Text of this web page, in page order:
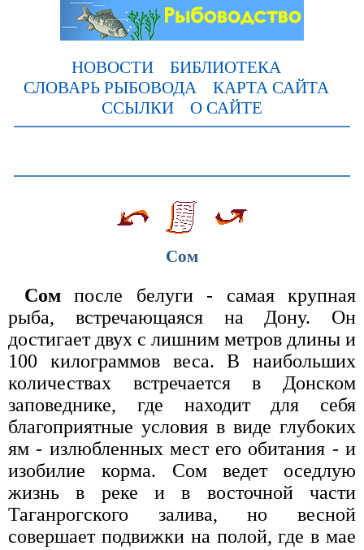
НОВОСТИ
БИБЛИОТЕКА
СЛОВАРЬ РЫБОВОДА
КАРТА САЙТА
ССЫЛКИ
О САЙТЕ
Сом
Сом после белуги - самая крупная
рыба, встречающаяся на Дону. Он
достигает двух с лишним метров длины и
100 килограммов веса. В наибольших
количествах встречается в Донском
заповеднике, где находит для себя
благоприятные условия в виде глубоких
ям - излюбленных мест его обитания - и
изобилие корма. Сом ведет оседлую
жизнь в реке и в восточной части
Таганрогского залива, но весной
совершает подвижки на полой, где в мае